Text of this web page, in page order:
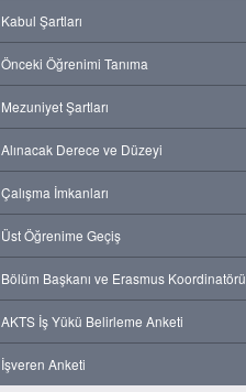
Kabul Şartları
Önceki Öğrenimi Tanıma
Mezuniyet Şartları
Alınacak Derece ve Düzeyi
Çalışma İmkanları
Üst Öğrenime Geçiş
Bölüm Başkanı ve Erasmus Koordinatörü
AKTS İş Yükü Belirleme Anketi
İşveren Anketi